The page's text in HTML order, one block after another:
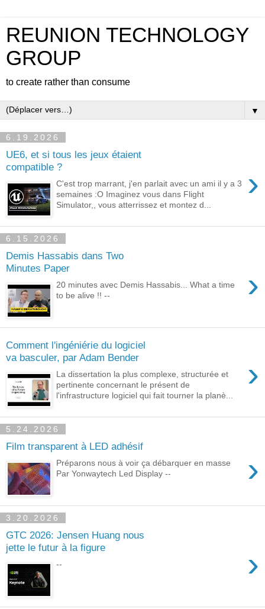
REUNION TECHNOLOGY
GROUP
to create rather than consume
▼
6.19.2026
UE6, et si tous les jeux étaient
compatible ?
›
C'est trop marrant, j'en parlait avec un ami il y a 3
semaines :O Imaginez vous dans Flight
Simulator,, vous atterrissez et montez d...
6.15.2026
Demis Hassabis dans Two
Minutes Paper
›
20 minutes avec Demis Hassabis... What a time
to be alive !! --
Comment l'ingéniérie du logiciel
va basculer, par Adam Bender
›
La dissertation la plus complexe, structurée et
pertinente concernant le présent de
l'infrastructure logiciel qui fait tourner la planè...
5.24.2026
Film transparent à LED adhésif
›
Préparons nous à voir ça débarquer en masse
Par Yonwaytech Led Display --
3.20.2026
GTC 2026: Jensen Huang nous
jette le futur à la figure
›
--